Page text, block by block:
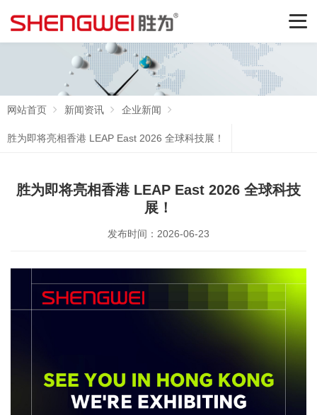
网站首页 新闻资讯 企业新闻
胜为即将亮相香港 LEAP East 2026 全球科技展！
胜为即将亮相香港 LEAP East 2026 全球科技
展！
发布时间：2026-06-23